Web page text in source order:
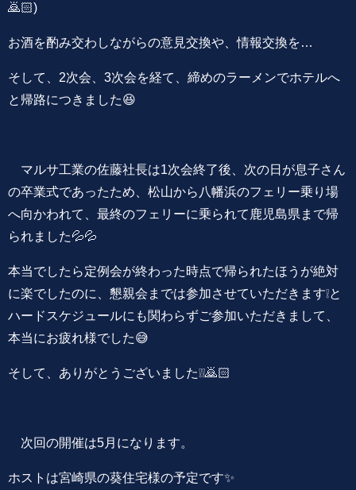
🙇🏻)
お酒を酌み交わしながらの意見交換や、情報交換を…
そして、2次会、3次会を経て、締めのラーメンでホテルへ
と帰路につきました😆
マルサ工業の佐藤社長は1次会終了後、次の日が息子さん
の卒業式であったため、松山から八幡浜のフェリー乗り場
へ向かわれて、最終のフェリーに乗られて鹿児島県まで帰
られました💦💦
本当でしたら定例会が終わった時点で帰られたほうが絶対
に楽でしたのに、懇親会までは参加させていただきます❕と
ハードスケジュールにも関わらずご参加いただきまして、
本当にお疲れ様でした😅
そして、ありがとうございました❕❕🙇🏻
次回の開催は5月になります。
ホストは宮崎県の葵住宅様の予定です✨